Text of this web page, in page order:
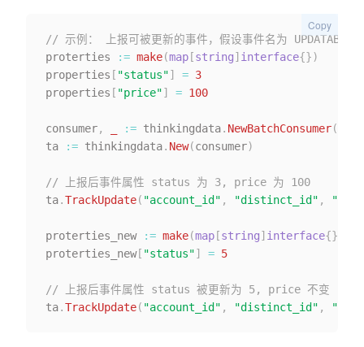
// 示例： 上报可被更新的事件，假设事件名为
proterties
:= make(map [string] interface{})
properties [ "status"] = 3
properties [ "price"] = 100
consumer, := thinkingdata. NewBatchConsumer(
ta
:= thinkingdata. New(consumer)
// 上报后事件属性 status 为 3, price 为 100
ta.TrackUpdate( "account_id" , "distinct_id" ,
proterties_new := make(map [string] interface{}
proterties_new[ "status"] = 5
// 上报后事件属性 status 被更新为 5, price 不变
ta.TrackUpdate( "account_id" , "distinct_id" ,
Copy